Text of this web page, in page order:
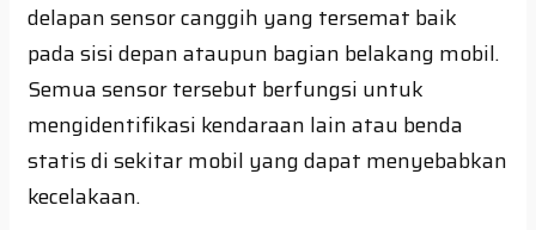
delapan sensor canggih yang tersemat baik
pada sisi depan ataupun bagian belakang mobil.
Semua sensor tersebut berfungsi untuk
mengidentifikasi kendaraan lain atau benda
statis di sekitar mobil yang dapat menyebabkan
kecelakaan.